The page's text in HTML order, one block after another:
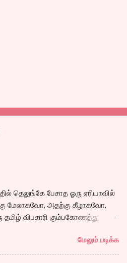
தெலுங்கே பேசாத ஓரு ஏரியாவில்
மேலாகவோ, அதற்கு கீழாகவோ,
தமிழ் விபசாரி கும்பகோணத்து
அவளுடய வாழ்கை எப்படி
ஓரு நல்ல லைனை , சங்கீதா
மேலும் படிக்க